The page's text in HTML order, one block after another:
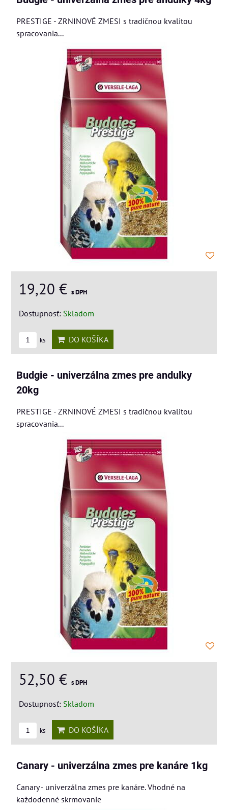
PRESTIGE - ZRNINOVÉ ZMESI s tradičnou kvalitou
spracovania...
19,20 € s DPH
Dostupnosť: Skladom
ks DO KOŠÍKA
Budgie - univerzálna zmes pre andulky
20kg
PRESTIGE - ZRNINOVÉ ZMESI s tradičnou kvalitou
spracovania...
52,50 € s DPH
Dostupnosť: Skladom
ks DO KOŠÍKA
Canary - univerzálna zmes pre kanáre 1kg
Canary - univerzálna zmes pre kanáre. Vhodné na
každodenné skrmovanie